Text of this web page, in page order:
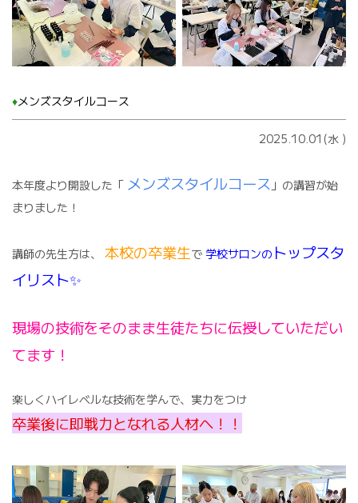
♦️メンズスタイルコース
2025.10.01(水 )
本年度より開設した「 メンズスタイルコース 」の講習が始
まりました！
講師の先生方は、 本校の卒業生で 学校サロンの トップスタ
イリスト✨
現場の技術をそのまま生徒たちに伝授していただい
てます！
楽しくハイレベルな技術を学んで、実力をつけ
卒業後に即戦力となれる人材へ！！